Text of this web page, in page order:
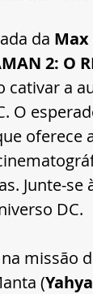
da Max
2: O
cativar a
O
oferece
Junte-
DC.
missão
(